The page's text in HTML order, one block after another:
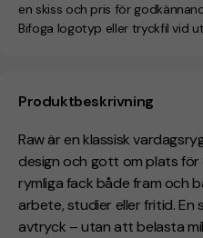
Produktbeskrivning
Raw är en klassisk
design och gott om plats för
rymliga fack både fram och
arbete, studier eller fritid. En
avtryck – utan att belasta
en skiss och pris för
Bifoga logotyp eller tryckfil vid